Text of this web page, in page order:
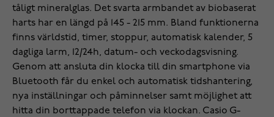
tåligt mineralglas. Det svarta armbandet av biobaserat
harts har en längd på 145 - 215 mm. Bland funktionerna
finns världstid, timer, stoppur, automatisk kalender, 5
dagliga larm, 12/24h, datum- och veckodagsvisning.
Genom att ansluta din klocka till din smartphone via
Bluetooth får du enkel och automatisk tidshantering,
nya inställningar och påminnelser samt möjlighet att
hitta din borttappade telefon via klockan. Casio G-